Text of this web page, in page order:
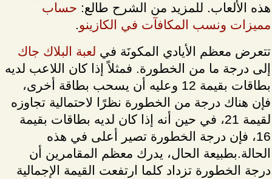
هذه الألعاب. للمزيد من الشرح طالع: حساب
مميزات ونسب المكافآت في الكازينو.
تتعرض معظم الأيادي المكونَة في لعبة البلاك جاك
إلى درجة ما من الخطورة. فمثلاً إذا كان اللاعب لديه
بطاقات بقيمة 12 وعليه أن يسحب بطاقة أخرى،
فإن هناك درجة من الخطورة نظرًا لاحتمالية تجاوزه
لقيمة 21، في حين أنه إذا كان لديه بطاقات بقيمة
16، فإن درجة الخطورة تصير أعلى في هذه
الحالة.بطبيعة الحال، يدرك معظم المقامرين أن
درجة الخطورة تزداد كلما ارتفعت القيمة الإجمالية